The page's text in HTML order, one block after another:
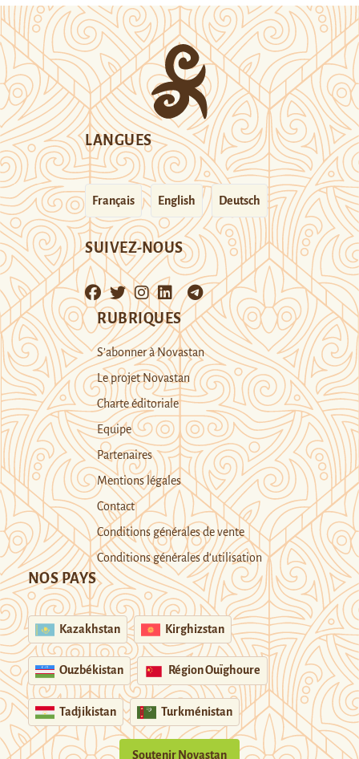
LANGUES
Français English Deutsch
SUIVEZ-NOUS
RUBRIQUES
S’abonner à Novastan
Le projet Novastan
Charte éditoriale
Equipe
Partenaires
Mentions légales
Contact
Conditions générales de vente
Conditions générales d’utilisation
NOS PAYS
Kazakhstan Kirghizstan
Ouzbékistan Région Ouïghoure
Tadjikistan Turkménistan
Soutenir Novastan